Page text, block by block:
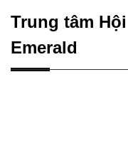
Trung tâm
Emerald